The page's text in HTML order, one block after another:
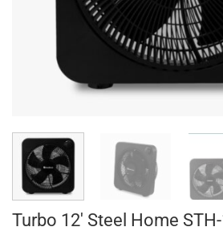
Turbo 12′ Steel Home